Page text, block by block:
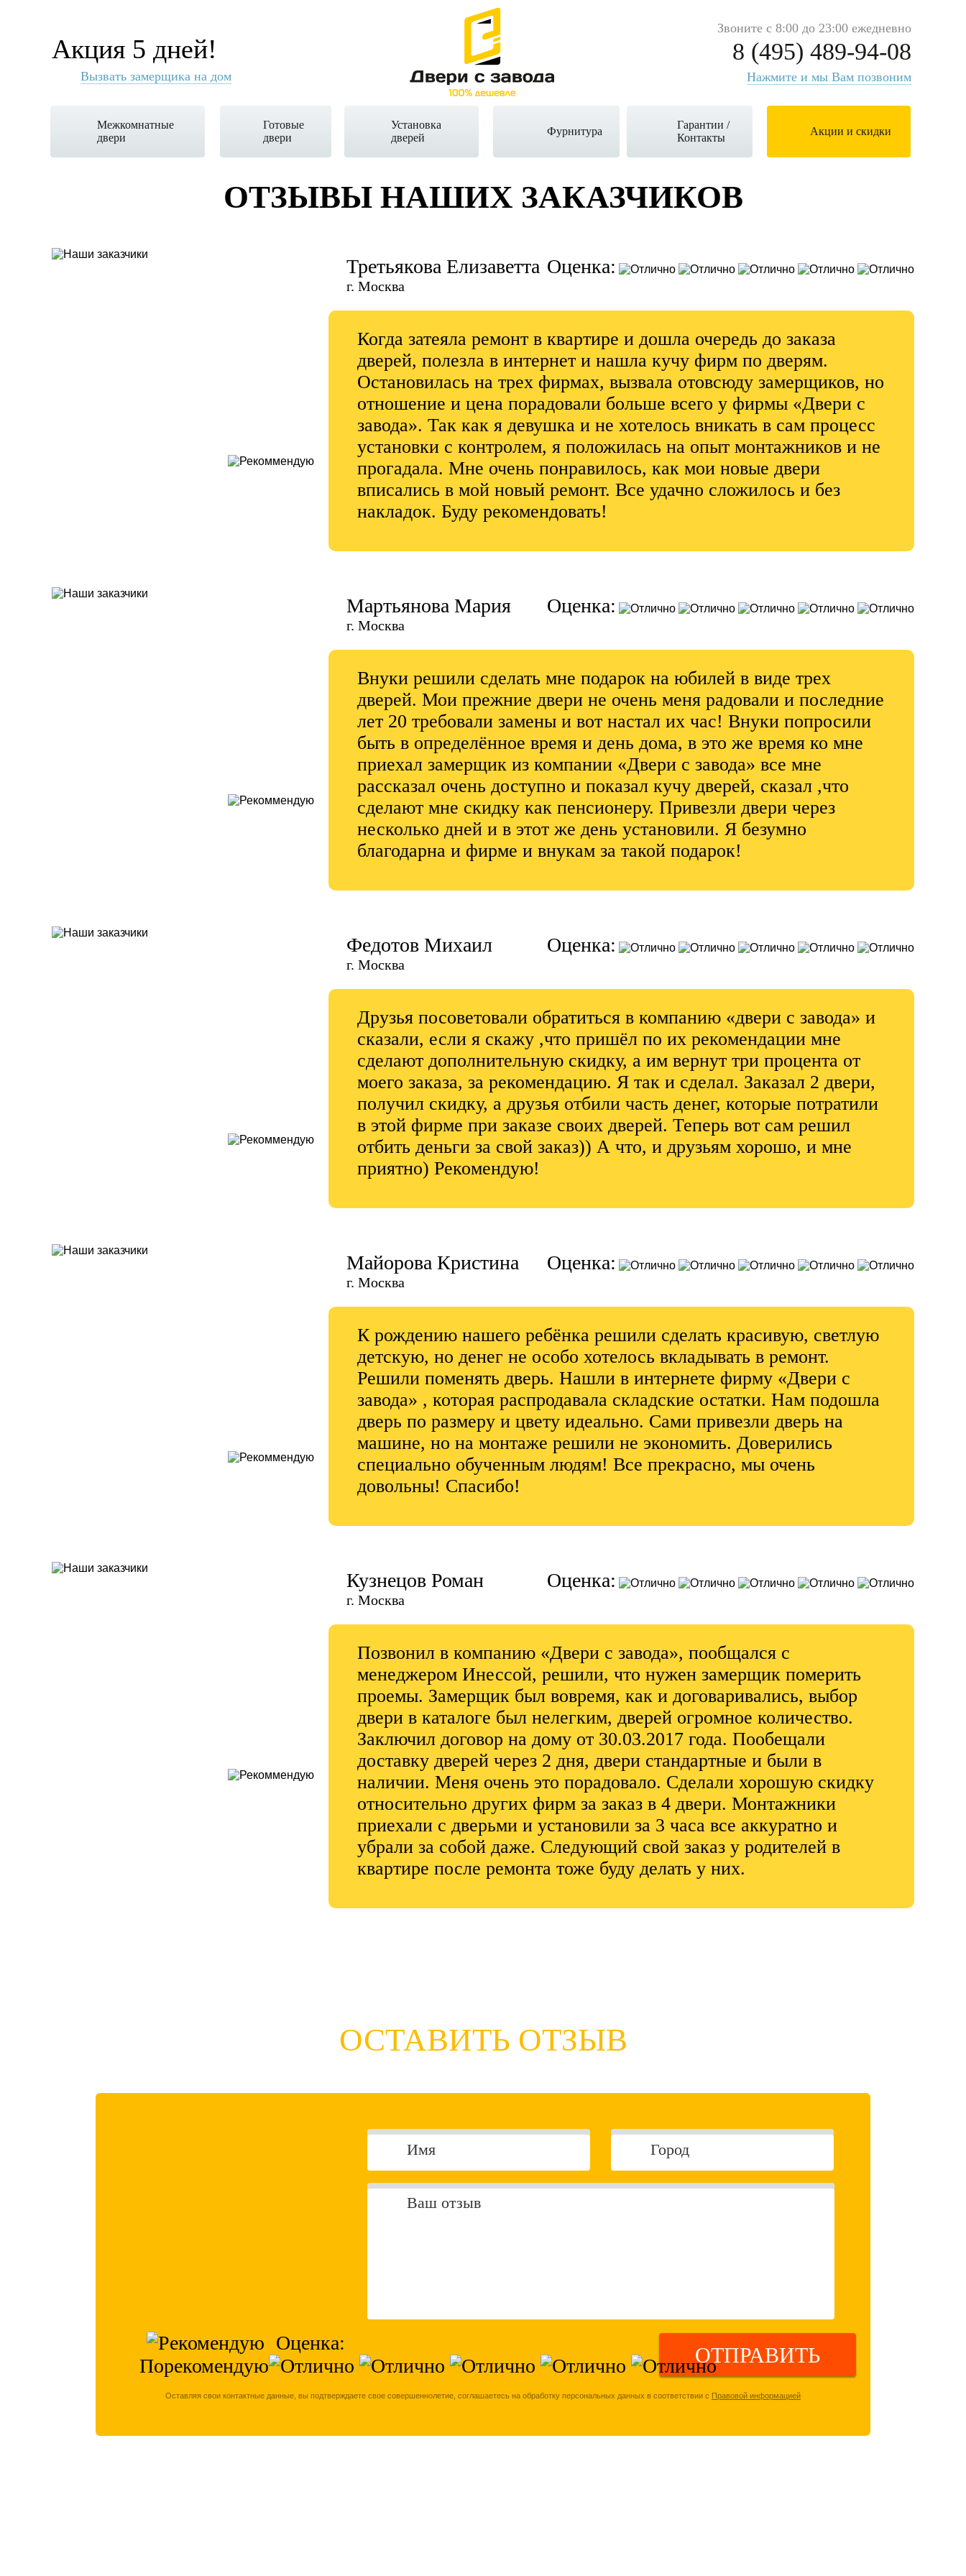
Акция 5 дней!
Вызвать замерщика на дом
Звоните с 8:00 до 23:00 ежедневно
8 (495) 489-94-08
Нажмите и мы Вам позвоним
Межкомнатные
двери
Готовые
двери
Установка
дверей
Фурнитура
Гарантии /
Контакты
Акции и скидки
ОТЗЫВЫ НАШИХ ЗАКАЗЧИКОВ
Третьякова Елизаветта
г. Москва
Оценка:
Когда затеяла ремонт в квартире и дошла очередь до заказа
дверей, полезла в интернет и нашла кучу фирм по дверям.
Остановилась на трех фирмах, вызвала отовсюду замерщиков, но
отношение и цена порадовали больше всего у фирмы «Двери с
завода». Так как я девушка и не хотелось вникать в сам процесс
установки с контролем, я положилась на опыт монтажников и не
прогадала. Мне очень понравилось, как мои новые двери
вписались в мой новый ремонт. Все удачно сложилось и без
накладок. Буду рекомендовать!
Мартьянова Мария
г. Москва
Оценка:
Внуки решили сделать мне подарок на юбилей в виде трех
дверей. Мои прежние двери не очень меня радовали и последние
лет 20 требовали замены и вот настал их час! Внуки попросили
быть в определённое время и день дома, в это же время ко мне
приехал замерщик из компании «Двери с завода» все мне
рассказал очень доступно и показал кучу дверей, сказал ,что
сделают мне скидку как пенсионеру. Привезли двери через
несколько дней и в этот же день установили. Я безумно
благодарна и фирме и внукам за такой подарок!
Федотов Михаил
г. Москва
Оценка:
Друзья посоветовали обратиться в компанию «двери с завода» и
сказали, если я скажу ,что пришёл по их рекомендации мне
сделают дополнительную скидку, а им вернут три процента от
моего заказа, за рекомендацию. Я так и сделал. Заказал 2 двери,
получил скидку, а друзья отбили часть денег, которые потратили
в этой фирме при заказе своих дверей. Теперь вот сам решил
отбить деньги за свой заказ)) А что, и друзьям хорошо, и мне
приятно) Рекомендую!
Майорова Кристина
г. Москва
Оценка:
К рождению нашего ребёнка решили сделать красивую, светлую
детскую, но денег не особо хотелось вкладывать в ремонт.
Решили поменять дверь. Нашли в интернете фирму «Двери с
завода» , которая распродавала складские остатки. Нам подошла
дверь по размеру и цвету идеально. Сами привезли дверь на
машине, но на монтаже решили не экономить. Доверились
специально обученным людям! Все прекрасно, мы очень
довольны! Спасибо!
Кузнецов Роман
г. Москва
Оценка:
Позвонил в компанию «Двери с завода», пообщался с
менеджером Инессой, решили, что нужен замерщик померить
проемы. Замерщик был вовремя, как и договаривались, выбор
двери в каталоге был нелегким, дверей огромное количество.
Заключил договор на дому от 30.03.2017 года. Пообещали
доставку дверей через 2 дня, двери стандартные и были в
наличии. Меня очень это порадовало. Сделали хорошую скидку
относительно других фирм за заказ в 4 двери. Монтажники
приехали с дверьми и установили за 3 часа все аккуратно и
убрали за собой даже. Следующий свой заказ у родителей в
квартире после ремонта тоже буду делать у них.
ОСТАВИТЬ ОТЗЫВ
Порекомендую
Оценка:
Оставляя свои контактные данные, вы подтверждаете свое совершеннолетие, соглашаетесь на обработку персональных данных в соответствии с Правовой информацией